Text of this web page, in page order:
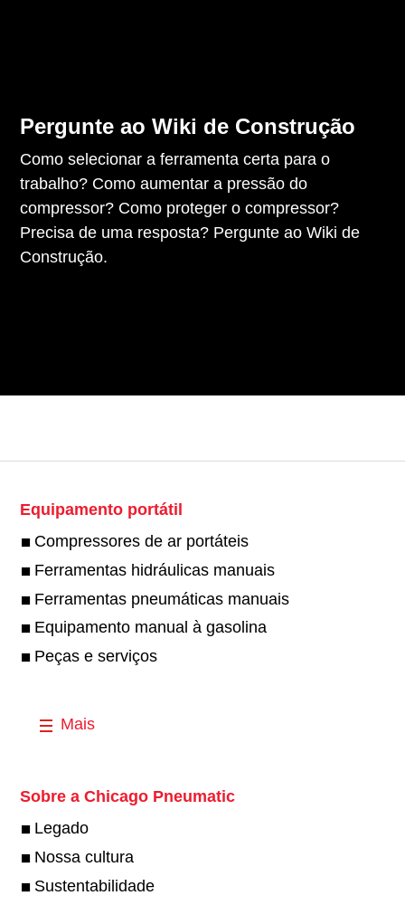
Pergunte ao Wiki de Construção
Como selecionar a ferramenta certa para o
trabalho? Como aumentar a pressão do
compressor? Como proteger o compressor?
Precisa de uma resposta? Pergunte ao Wiki de
Construção.
Equipamento portátil
Compressores de ar portáteis
Ferramentas hidráulicas manuais
Ferramentas pneumáticas manuais
Equipamento manual à gasolina
Peças e serviços
Mais
Sobre a Chicago Pneumatic
Legado
Nossa cultura
Sustentabilidade